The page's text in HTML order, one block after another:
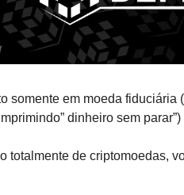
somente em moeda
dinheiro sem
totalmente de criptomoedas,